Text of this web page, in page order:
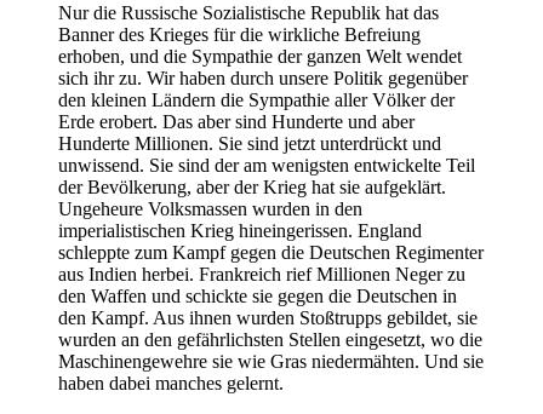
Nur die Russische Sozialistische Republik hat das
Banner des Krieges für die wirkliche Befreiung
erhoben, und die Sympathie der ganzen Welt wendet
sich ihr zu. Wir haben durch unsere Politik gegenüber
den kleinen Ländern die Sympathie aller Völker der
Erde erobert. Das aber sind Hunderte und aber
Hunderte Millionen. Sie sind jetzt unterdrückt und
unwissend. Sie sind der am wenigsten entwickelte Teil
der Bevölkerung, aber der Krieg hat sie aufgeklärt.
Ungeheure Volksmassen wurden in den
imperialistischen Krieg hineingerissen. England
schleppte zum Kampf gegen die Deutschen Regimenter
aus Indien herbei. Frankreich rief Millionen Neger zu
den Waffen und schickte sie gegen die Deutschen in
den Kampf. Aus ihnen wurden Stoßtrupps gebildet, sie
wurden an den gefährlichsten Stellen eingesetzt, wo die
Maschinengewehre sie wie Gras niedermähten. Und sie
haben dabei manches gelernt.